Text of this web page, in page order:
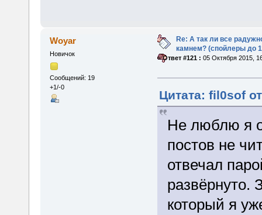
Woyar
Новичок
Сообщений: 19
+1/-0
Re: А так ли все
камнем? (спойлеры до
«Ответ #121 : 05 Октября 2015,
Цитата: fil0sof
Не люблю я
постов не
отвечал
развёрнуто.
который я